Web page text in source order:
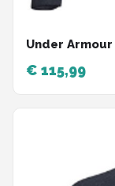
Under Armour
€ 115,99